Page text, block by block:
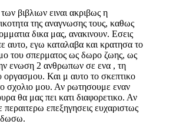
βιβλιων ειναι ακριβως η
της αναγνωσης τους, καθως
δικα μας, ανακινουν. Εσεις
αυτο, εγω καταλαβα και κρατησα το
του σπερματος ως δωρο ζωης, ως
ενωση 2 ανθρωπων σε ενα , τη
οργασμου. Και μ αυτο το σκεπτικο
σχολιο μου. Αν ρωτησουμε εναν
θα μας πει κατι διαφορετικο. Αν
περαιτερω επεξηγησεις ευχαριστως
δωσω.